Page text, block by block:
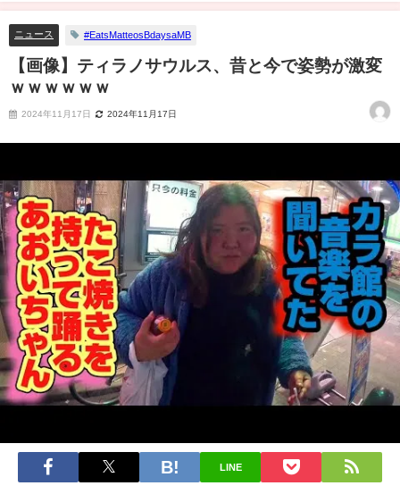
ｗｗ
ニュース #EatsMatteosBdaysaMB
【画像】ティラノサウルス、昔と今で姿勢が激変
ｗｗｗｗｗｗ
2024年11月17日 2024年11月17日
LINE